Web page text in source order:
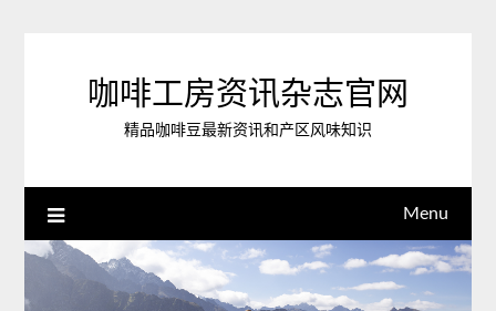
咖啡工房资讯杂志官网
精品咖啡豆最新资讯和产区风味知识
Menu